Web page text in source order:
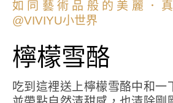
檸檬雪酪
吃到這裡送上檸檬雪酪中和一